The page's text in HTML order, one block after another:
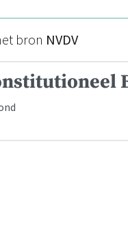
bron NVDV